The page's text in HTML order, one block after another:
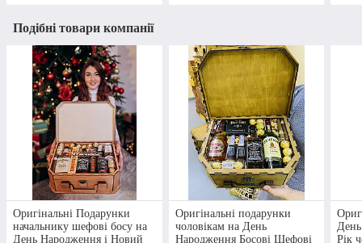
Подібні товари компанії
Оригінальні Подарунки
начальнику шефові босу на
День Народження і Новий
Оригінальні подарунки
чоловікам на День
Народження Босові Шефові
Рік